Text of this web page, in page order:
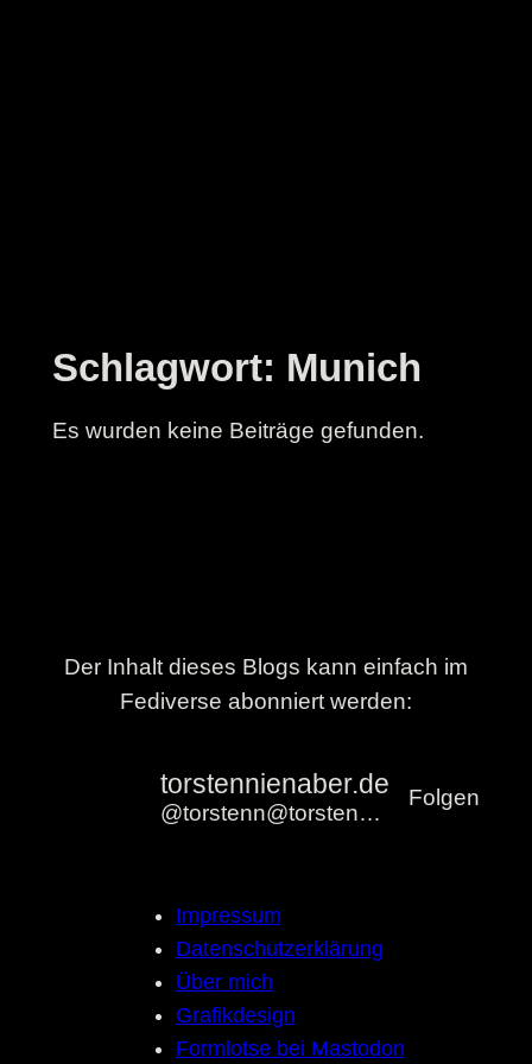
Schlagwort: Munich
Es wurden keine Beiträge gefunden.
Der Inhalt dieses Blogs kann einfach im
Fediverse abonniert werden:
torstennienaber.de
@torstenn@torstennienaber.de
Folgen
Impressum
Datenschutzerklärung
Über mich
Grafikdesign
Formlotse bei Mastodon